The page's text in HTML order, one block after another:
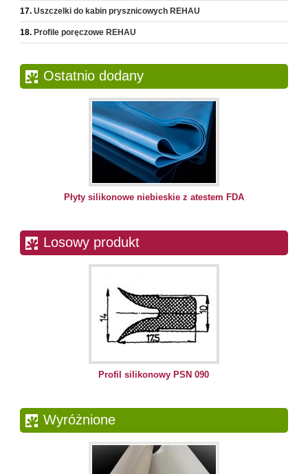
Uszczelki do kabin prysznicowych REHAU
Profile poręczowe REHAU
Ostatnio dodany
Płyty silikonowe niebieskie z atestem FDA
Losowy produkt
Profil silikonowy PSN 090
Wyróżnione